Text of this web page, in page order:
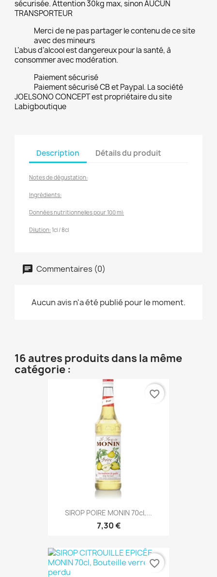
sécurisée. Attention 30kg max, sinon AUCUN
TRANSPORTEUR
Merci de ne pas partager le contenu de ce site
avec des mineurs
L’abus d’alcool est dangereux pour la santé, à
consommer avec modération.
Paiement sécurisé
Paiement sécurisé CB et Paypal. La société
JOELSONO CONCEPT est propriétaire du site
Labigboutique
Description Détails du produit
Notes de dégustation:
Ingrédients:
Données nutritionnelles pour 100 ml:
Dilution:1cl / 8cl
Commentaires (0)
Aucun avis n'a été publié pour le moment.
16 autres produits dans la même
catégorie :
SIROP POIRE MONIN 70cl,...
7,30 €
favorite_border
favorite_border